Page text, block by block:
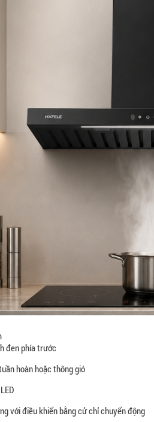
đen phía trước
hoàn hoặc thông gió
với điều khiển bằng cử chỉ chuyển động